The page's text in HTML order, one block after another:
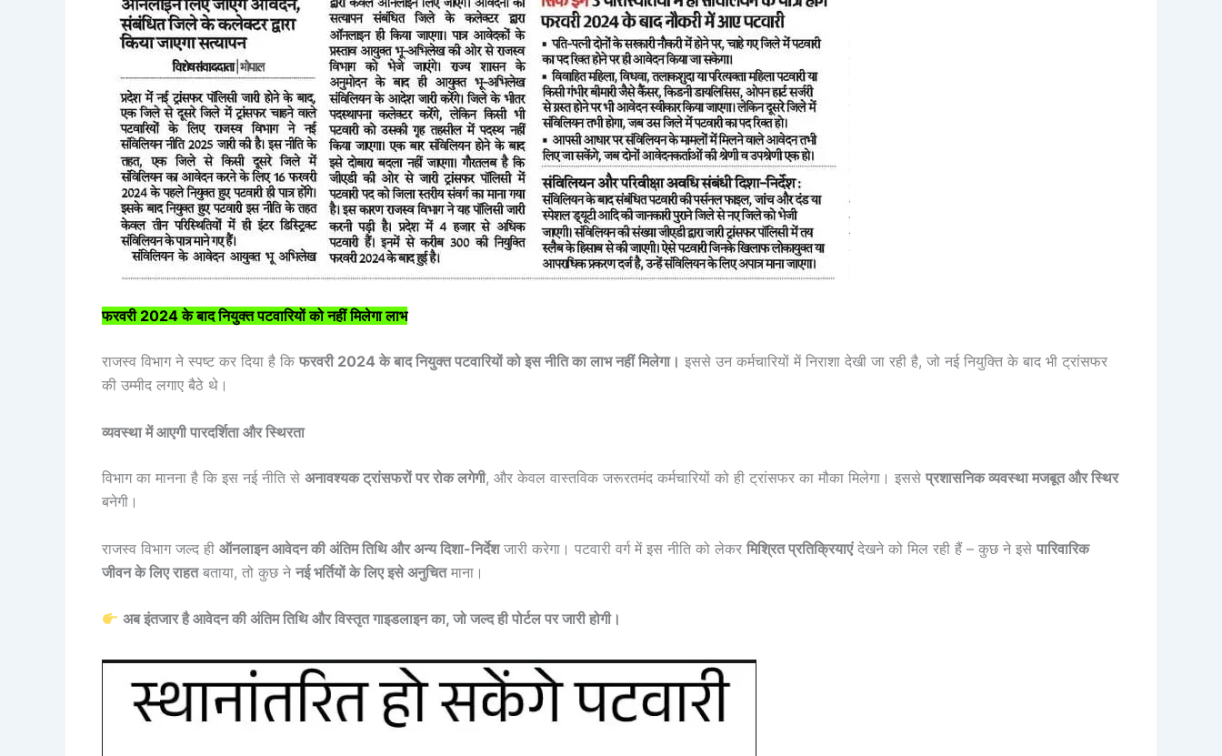
फरवरी 2024 के बाद नियुक्त पटवारियों को नहीं मिलेगा लाभ
राजस्व विभाग ने स्पष्ट कर दिया है कि फरवरी 2024 के बाद नियुक्त पटवारियों को इस नीति का लाभ नहीं मिलेगा। इससे उन कर्मचारियों में निराशा देखी जा रही है, जो नई नियुक्ति के बाद भी ट्रांसफर
की उम्मीद लगाए बैठे थे।
व्यवस्था में आएगी पारदर्शिता और स्थिरता
विभाग का मानना है कि इस नई नीति से अनावश्यक ट्रांसफरों पर रोक लगेगी, और केवल वास्तविक जरूरतमंद कर्मचारियों को ही ट्रांसफर का मौका मिलेगा। इससे प्रशासनिक व्यवस्था मजबूत और स्थिर
बनेगी।
राजस्व विभाग जल्द ही ऑनलाइन आवेदन की अंतिम तिथि और अन्य दिशा-निर्देशजारी करेगा। पटवारी वर्ग में इस नीति को लेकर मिश्रित प्रतिक्रियाएंदेखने को मिल रही हैं – कुछ ने इसे पारिवारिक
जीवन के लिए राहतबताया, तो कुछ ने नई भर्तियों के लिए इसे अनुचितमाना।
अब इंतजार है आवेदन की अंतिम तिथि और विस्तृत गाइडलाइन का, जो जल्द ही पोर्टल पर जारी होगी।